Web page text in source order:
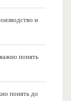
и
понять
понять до